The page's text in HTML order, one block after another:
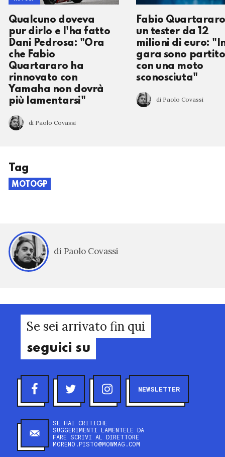
Qualcuno doveva
pur dirlo e l'ha fatto
Dani Pedrosa: "Ora
che Fabio
Quartararo ha
rinnovato con
Yamaha non dovrà
più lamentarsi"
di Paolo Covassi
Fabio
un tester da 12
milioni di euro:
gara sono partito
con una moto
sconosciuta"
di Paolo Covassi
Tag
MOTOGP
di Paolo Covassi
Se sei arrivato fin qui
seguici su
NEWSLETTER
SE HAI CRITICHE
SUGGERIMENTI LAMENTELE DA
FARE SCRIVI AL DIRETTORE
MORENO.PISTO@MOWMAG.COM